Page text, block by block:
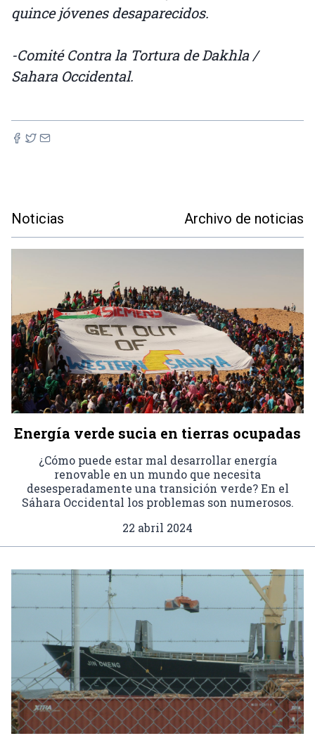
quince jóvenes desaparecidos.
-Comité Contra la Tortura de Dakhla /
Sahara Occidental.
Noticias Archivo de noticias
Energía verde sucia en tierras ocupadas
¿Cómo puede estar mal desarrollar energía
renovable en un mundo que necesita
desesperadamente una transición verde? En el
Sáhara Occidental los problemas son numerosos.
22 abril 2024